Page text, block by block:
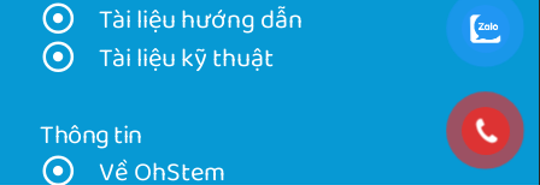
Tài liệu hướng dẫn
Tài liệu kỹ thuật
Thông tin
Về OhStem